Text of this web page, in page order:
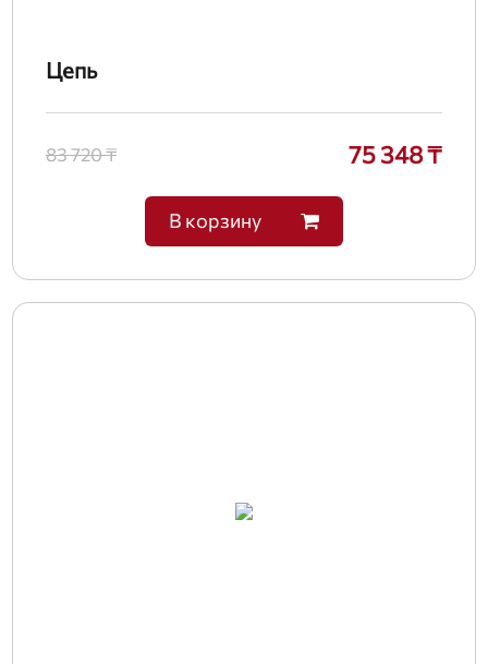
Цепь
83 720 ₸ 75 348 ₸
В корзину